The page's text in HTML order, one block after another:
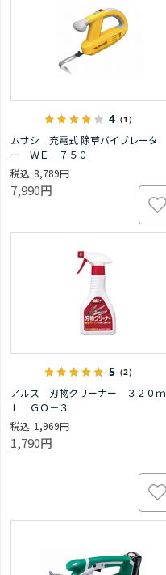
4 （1）
ムサシ 充電式 除草バイブレータ
ー ＷＥ－７５０
8,789円
7,990円
5 （2）
アルス 刃物クリーナー ３２０ｍ
Ｌ ＧＯ－３
1,969円
1,790円